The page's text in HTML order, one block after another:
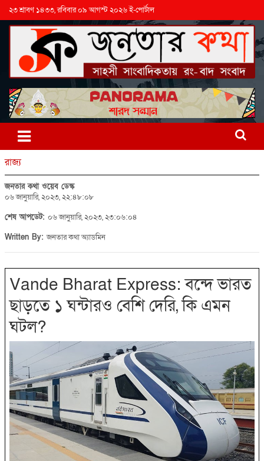
২৩ শ্রাবণ ১৪৩৩, রবিবার ০৯ আগস্ট ২০২৬ ই-পোর্টাল
রাজ্য
জনতার কথা ওয়েব ডেস্ক
০৬ জানুয়ারি, ২০২৩, ২২:৪৮:০৮
শেষ আপডেট: ০৬ জানুয়ারি, ২০২৩, ২৩:০৬:০৪
Written By:জনতার কথা অ্যাডমিন
Vande Bharat Express: বন্দে ভারত
ছাড়তে ১ ঘন্টারও বেশি দেরি, কি এমন
ঘটল?